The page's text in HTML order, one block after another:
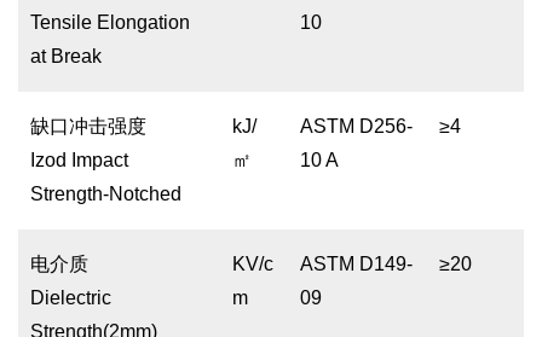
Tensile Elongation
at Break
10
缺口冲击强度
Izod Impact
Strength-Notched
kJ/
㎡
ASTM D256-
10 A
≥4
电介质
Dielectric
Strength(2mm)
KV/c
m
ASTM D149-
09
≥20